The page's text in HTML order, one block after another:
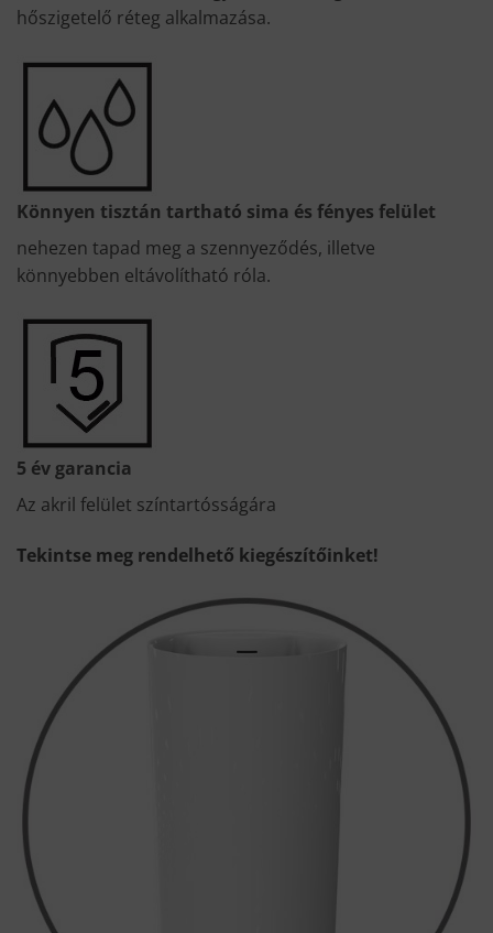
hőszigetelő réteg alkalmazása.
Könnyen tisztán tartható sima és fényes felület
nehezen tapad meg a szennyeződés, illetve
könnyebben eltávolítható róla.
5 év garancia
Az akril felület színtartósságára
Tekintse meg rendelhető kiegészítőinket!